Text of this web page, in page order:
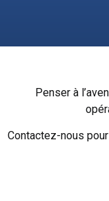
Penser à
Contactez-nous